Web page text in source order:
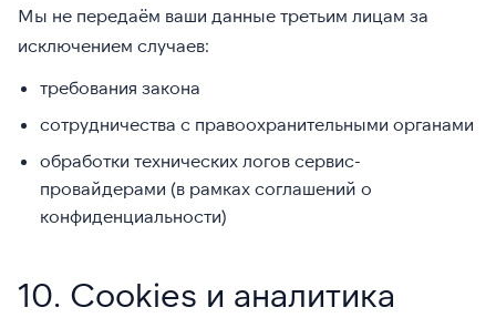
Мы не передаём ваши данные третьим лицам за
исключением случаев:
требования закона
сотрудничества с правоохранительными органами
обработки технических логов сервис-
провайдерами (в рамках соглашений о
конфиденциальности)
10. Cookies и аналитика